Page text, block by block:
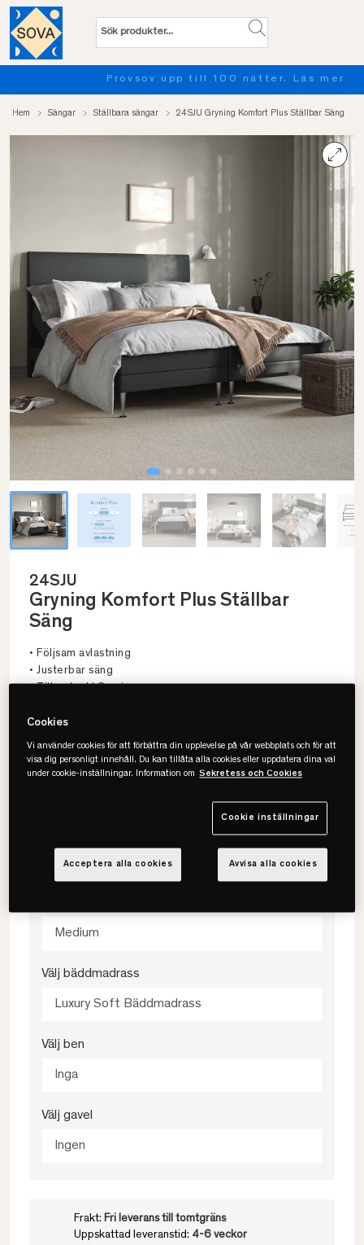
Provsov upp till 100 nätter. Läs mer
Hem Sängar Ställbara sängar 24SJU Gryning Komfort Plus Ställbar Säng
24SJU
Gryning Komfort Plus Ställbar
Säng
• Följsam avlastning
• Justerbar säng
Välj storlek
Antracit
Medium
Välj bäddmadrass
Luxury Soft Bäddmadrass
Välj ben
Inga
Välj gavel
Ingen
Frakt: Fri leverans till tomtgräns
Uppskattad leveranstid: 4-6 veckor
Cookies
Vi använder cookies för att förbättra din upplevelse på vår webbplats och för att
visa dig personligt innehåll. Du kan tillåta alla cookies eller uppdatera dina val
under cookie-inställningar. Information om Sekretess och Cookies
Cookie inställningar
Avvisa alla cookies
Acceptera alla cookies